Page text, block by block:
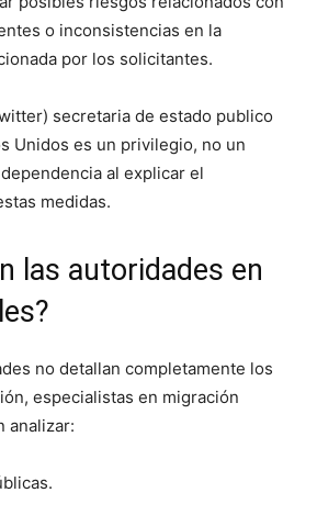
o inconsistencias en la
por los solicitantes.
secretaria de estado publico
Unidos es un privilegio, no un
al explicar el
medidas.
las autoridades en
no detallan completamente los
especialistas en migración
analizar: